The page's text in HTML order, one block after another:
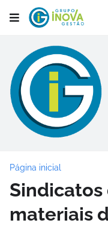
Página inicial
materiais